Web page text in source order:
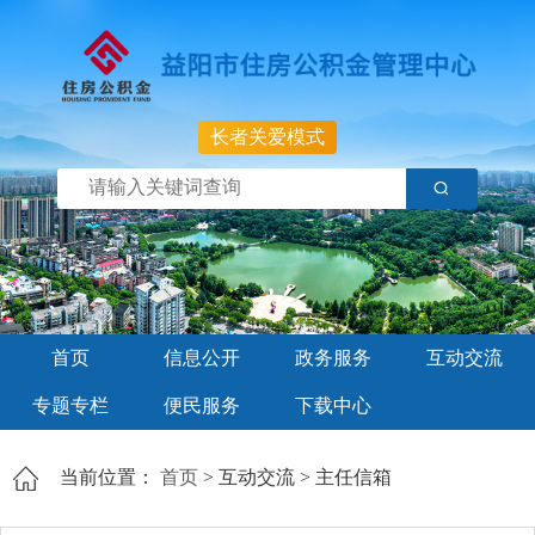
长者关爱模式
首页 信息公开 政务服务 互动交流
专题专栏 便民服务 下载中心
当前位置： 首页 > 互动交流 > 主任信箱